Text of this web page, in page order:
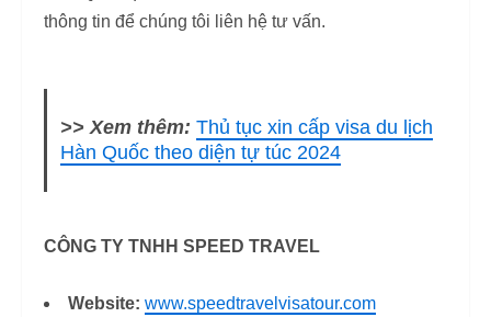
thông tin để chúng tôi liên hệ tư vấn.
>> Xem thêm: Thủ tục xin cấp visa du lịch
Hàn Quốc theo diện tự túc 2024
CÔNG TY TNHH SPEED TRAVEL
Website: www.speedtravelvisatour.com